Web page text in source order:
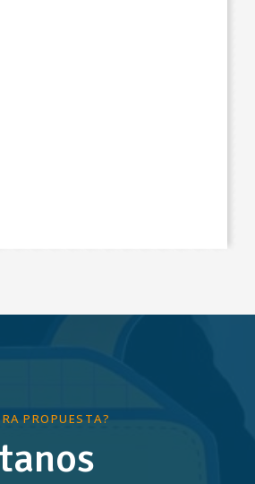
PROPUESTA?